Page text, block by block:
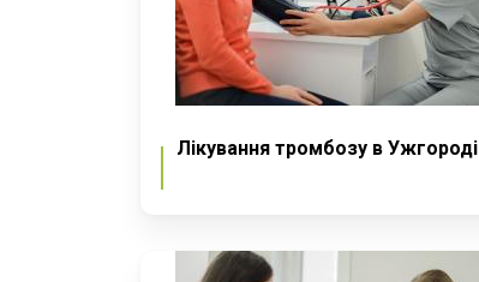
Лікування тромбозу в Ужгороді